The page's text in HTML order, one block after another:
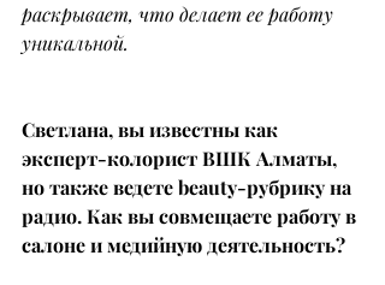
раскрывает, что делает ее работу
уникальной.
Светлана, вы известны как
эксперт-колорист ВШК Алматы,
но также ведете beauty-рубрику на
радио. Как вы совмещаете работу в
салоне и медийную деятельность?